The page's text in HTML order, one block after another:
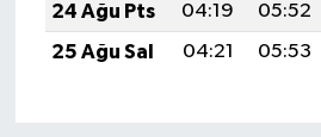
24 Ağu Pts
04:19 05:52
25 Ağu Sal
04:21 05:53